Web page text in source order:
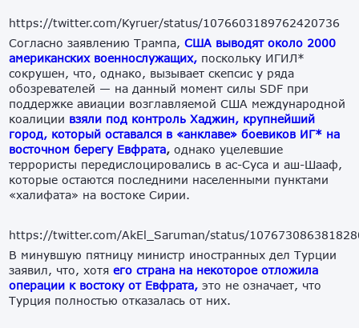
https://twitter.com/Kyruer/status/1076603189762420736
Согласно заявлению Трампа,США выводят около 2000
американских военнослужащих, поскольку ИГИЛ*
сокрушен, что, однако, вызывает скепсис у ряда
обозревателей — на данный момент силы SDF при
поддержке авиации возглавляемой США международной
коалиции взяли под контроль Хаджин, крупнейший
город, который оставался в «анклаве» боевиков ИГ* на
восточном берегу Евфрата,однако уцелевшие
террористы передислоцировались в ас-Суса и аш-Шааф,
которые остаются последними населенными пунктами
«халифата» на востоке Сирии.
https://twitter.com/AkEl_Saruman/status/
В минувшую пятницу министр иностранных дел Турции
заявил, что, хотяего страна на некоторое отложила
операции к востоку от Евфрата, это не означает, что
Турция полностью отказалась от них.